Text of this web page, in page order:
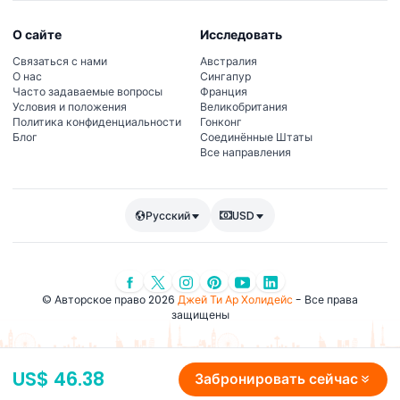
US$ 46.38 Забронировать сейчас
О сайте
Связаться с нами
О нас
Часто задаваемые вопросы
Условия и положения
Политика конфиденциальности
Блог
Исследовать
Австралия
Сингапур
Франция
Великобритания
Гонконг
Соединённые Штаты
Все направления
Русский USD
© Авторское право 2026 Джей Ти Ар Холидейс- Все права
защищены